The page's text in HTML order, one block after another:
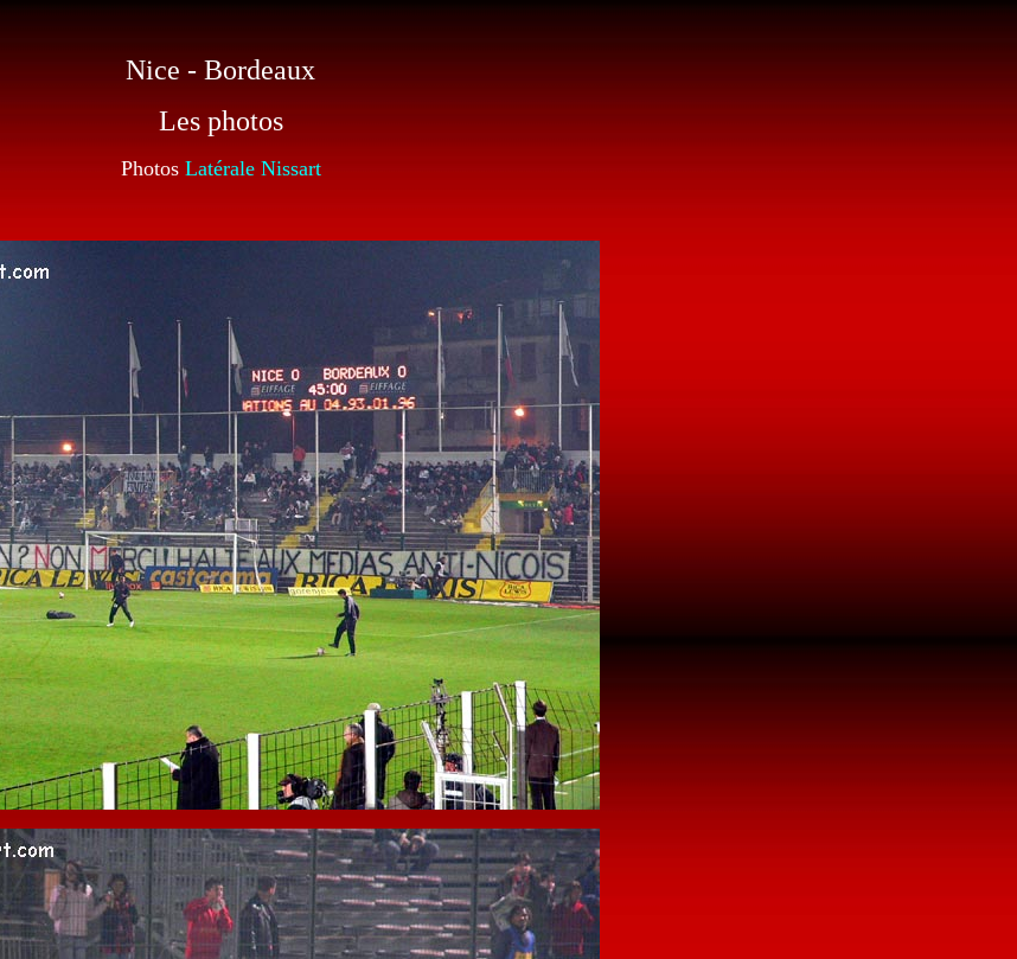
Nice - Bordeaux
Les photos
Photos Latérale Nissart